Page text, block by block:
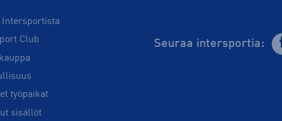
Intersportista
Club
työpaikat
sisällöt
Seuraa intersportia: